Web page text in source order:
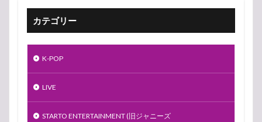
カテゴリー
K-POP
LIVE
STARTO ENTERTAINMENT (旧ジャニーズ